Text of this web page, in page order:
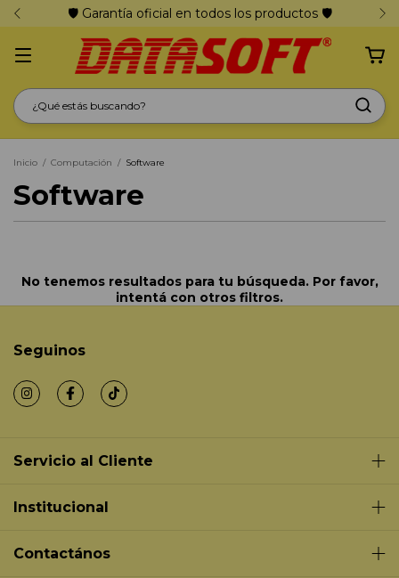
🛡️ Garantía oficial en todos los productos 🛡️
Inicio / Computación / Software
Software
No tenemos resultados para tu búsqueda. Por favor,
intentá con otros filtros.
Seguinos
Servicio al Cliente
Institucional
Contactános